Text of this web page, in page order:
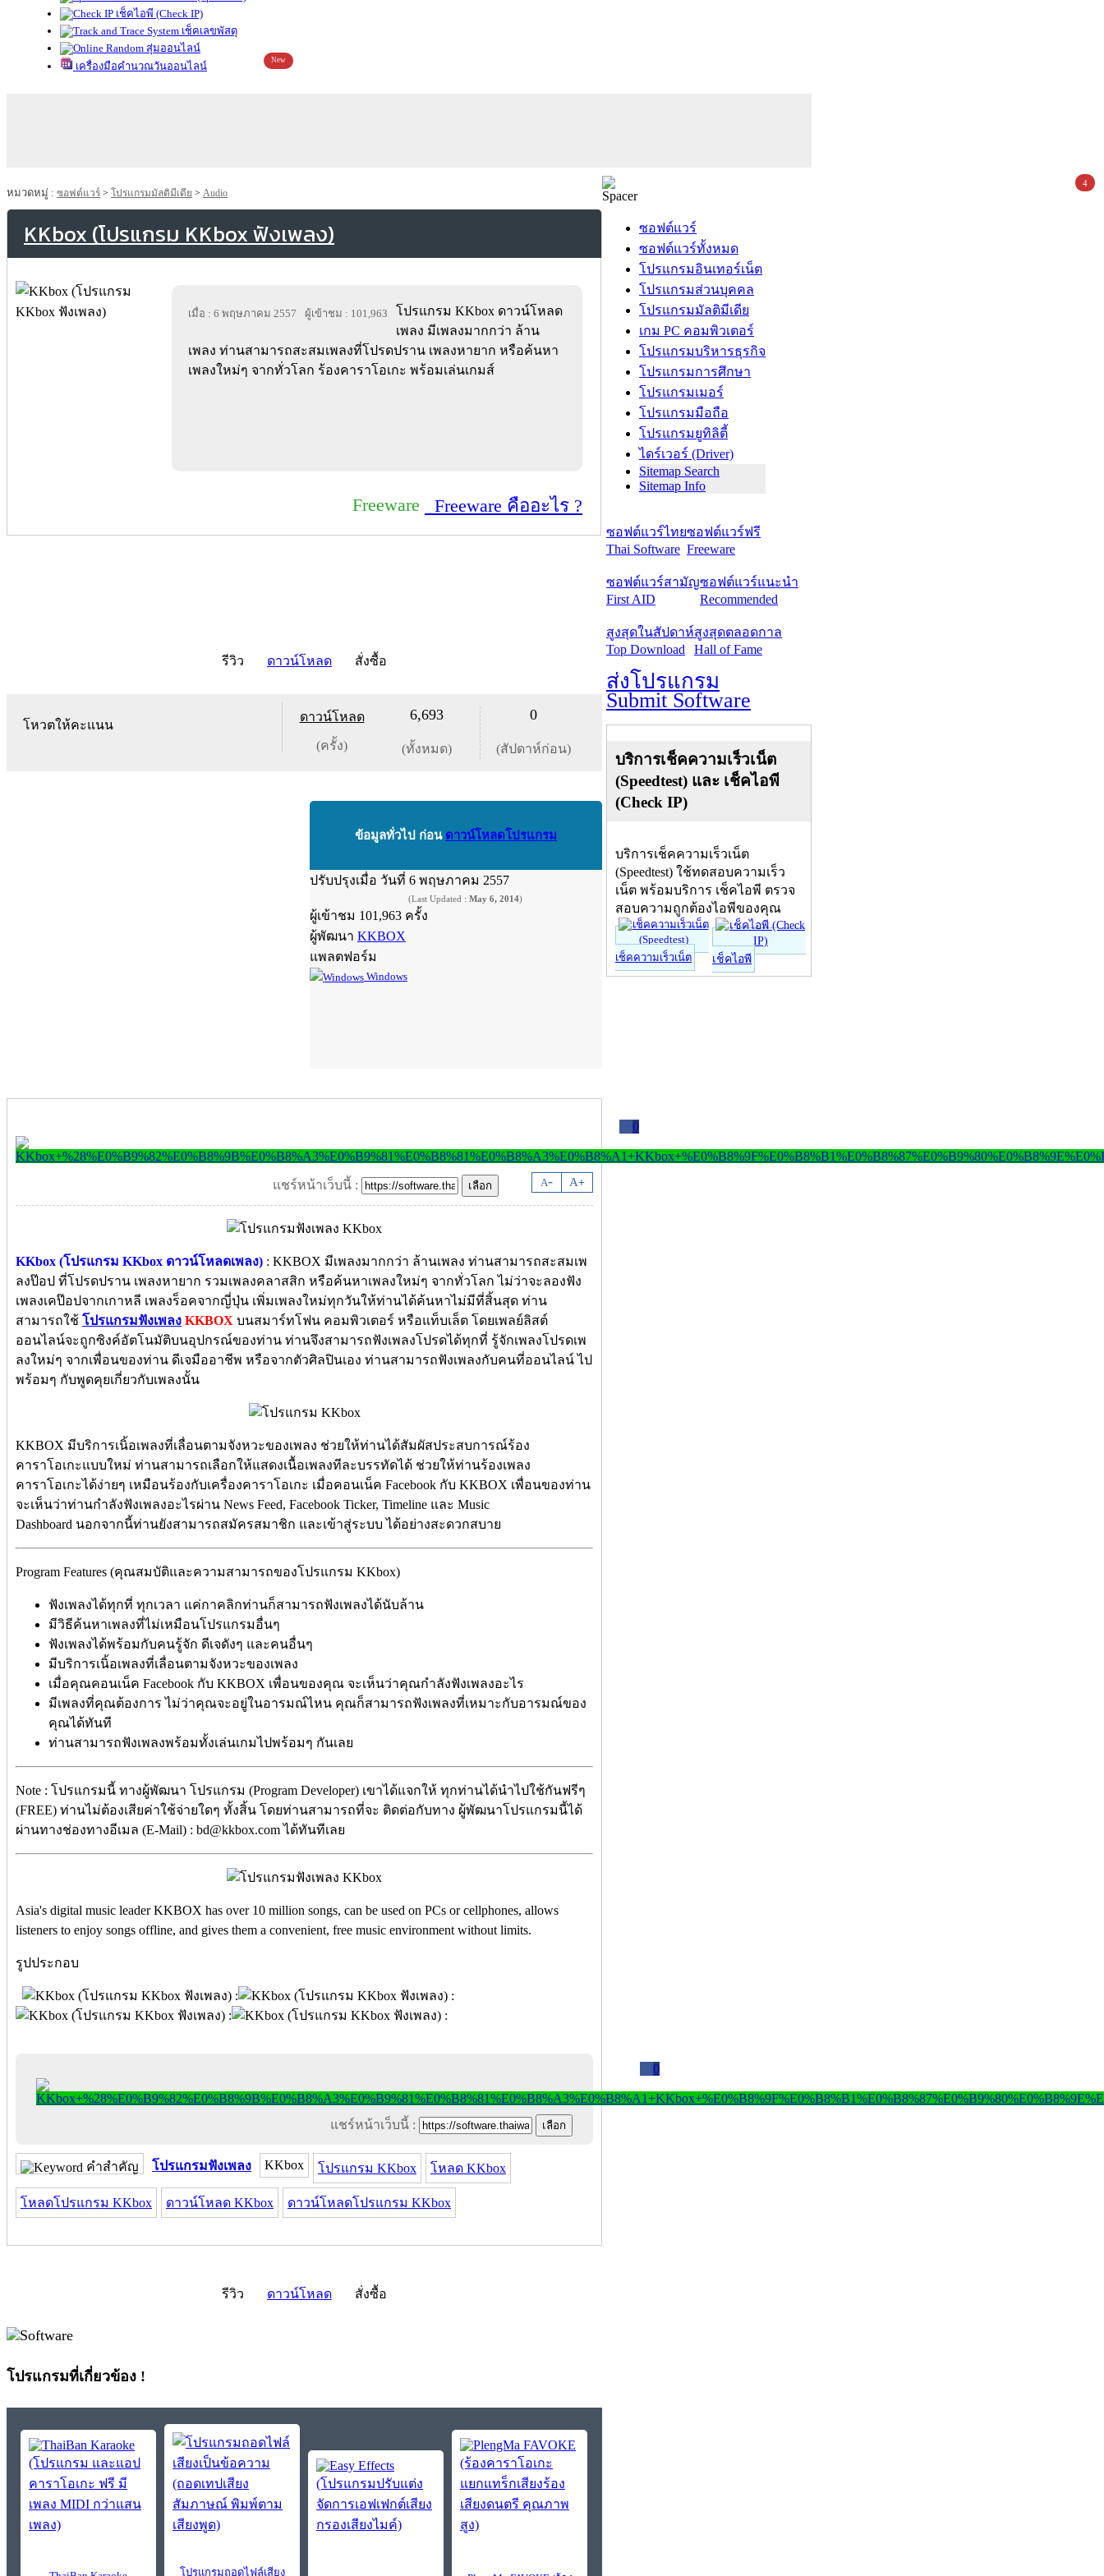
เช็คไอพี (Check IP)
เช็คเลขพัสดุ
สุ่มออนไลน์
เครื่องมือคำนวณวันออนไลน์
New
หมวดหมู่ : ซอฟต์แวร์ > โปรแกรมมัลติมีเดีย > Audio
KKbox (โปรแกรม KKbox ฟังเพลง)
เมื่อ : 6 พฤษภาคม 2557 ผู้เข้าชม : 101,963
โปรแกรม KKbox ดาวน์โหลด
เพลง มีเพลงมากกว่า ล้าน
เพลง ท่านสามารถสะสมเพลงที่โปรดปราน เพลงหายาก หรือค้นหา
เพลงใหม่ๆ จากทั่วโลก ร้องคาราโอเกะ พร้อมเล่นเกมส์
Freeware Freeware คืออะไร ?
รีวิว ดาวน์โหลด สั่งซื้อ
โหวตให้คะแนน
ดาวน์โหลด
(ครั้ง)
6,693
(ทั้งหมด)
0
(สัปดาห์ก่อน)
ข้อมูลทั่วไป ก่อน ดาวน์โหลดโปรแกรม
ปรับปรุงเมื่อ วันที่ 6 พฤษภาคม 2557
(Last Updated : May 6, 2014)
ผู้เข้าชม 101,963 ครั้ง
ผู้พัฒนา KKBOX
แพลตฟอร์ม
Windows
0
A- A+
แชร์หน้าเว็บนี้ :
KKbox (โปรแกรม KKbox ดาวน์โหลดเพลง) : KKBOX มีเพลงมากกว่า ล้านเพลง ท่านสามารถสะสมเพ
ลงป๊อป ที่โปรดปราน เพลงหายาก รวมเพลงคลาสสิก หรือค้นหาเพลงใหม่ๆ จากทั่วโลก ไม่ว่าจะลองฟัง
เพลงเคป๊อปจากเกาหลี เพลงร็อคจากญี่ปุ่น เพิ่มเพลงใหม่ทุกวันให้ท่านได้ค้นหาไม่มีที่สิ้นสุด ท่าน
สามารถใช้ โปรแกรมฟังเพลง KKBOX บนสมาร์ทโฟน คอมพิวเตอร์ หรือแท็บเล็ต โดยเพลย์ลิสต์
ออนไลน์จะถูกซิงค์อัตโนมัติบนอุปกรณ์ของท่าน ท่านจึงสามารถฟังเพลงโปรดได้ทุกที่ รู้จักเพลงโปรดเพ
ลงใหม่ๆ จากเพื่อนของท่าน ดีเจมืออาชีพ หรือจากตัวศิลปินเอง ท่านสามารถฟังเพลงกับคนที่ออนไลน์ ไป
พร้อมๆ กับพูดคุยเกี่ยวกับเพลงนั้น
KKBOX มีบริการเนิ้อเพลงที่เลื่อนตามจังหวะของเพลง ช่วยให้ท่านได้สัมผัสประสบการณ์ร้อง
คาราโอเกะแบบใหม่ ท่านสามารถเลือกให้แสดงเนื้อเพลงทีละบรรทัดได้ ช่วยให้ท่านร้องเพลง
คาราโอเกะได้ง่ายๆ เหมือนร้องกับเครื่องคาราโอเกะ เมื่อคอนเน็ค Facebook กับ KKBOX เพื่อนของท่าน
จะเห็นว่าท่านกำลังฟังเพลงอะไรผ่าน News Feed, Facebook Ticker, Timeline และ Music
Dashboard นอกจากนี้ท่านยังสามารถสมัครสมาชิก และเข้าสู่ระบบ ได้อย่างสะดวกสบาย
Program Features (คุณสมบัติและความสามารถของโปรแกรม KKbox)
ฟังเพลงได้ทุกที่ ทุกเวลา แค่กาคลิกท่านก็สามารถฟังเพลงได้นับล้าน
มีวิธีค้นหาเพลงที่ไม่เหมือนโปรแกรมอื่นๆ
ฟังเพลงได้พร้อมกับคนรู้จัก ดีเจดังๆ และคนอื่นๆ
มีบริการเนิ้อเพลงที่เลื่อนตามจังหวะของเพลง
เมื่อคุณคอนเน็ค Facebook กับ KKBOX เพื่อนของคุณ จะเห็นว่าคุณกำลังฟังเพลงอะไร
มีเพลงที่คุณต้องการ ไม่ว่าคุณจะอยู่ในอารมณ์ไหน คุณก็สามารถฟังเพลงที่เหมาะกับอารมณ์ของ
คุณได้ทันที
ท่านสามารถฟังเพลงพร้อมทั้งเล่นเกมไปพร้อมๆ กันเลย
Note : โปรแกรมนี้ ทางผู้พัฒนา โปรแกรม (Program Developer) เขาได้แจกให้ ทุกท่านได้นำไปใช้กันฟรีๆ
(FREE) ท่านไม่ต้องเสียค่าใช้จ่ายใดๆ ทั้งสิ้น โดยท่านสามารถที่จะ ติดต่อกับทาง ผู้พัฒนาโปรแกรมนี้ได้
ผ่านทางช่องทางอีเมล (E-Mail) : bd@kkbox.com ได้ทันทีเลย
Asia's digital music leader KKBOX has over 10 million songs, can be used on PCs or cellphones, allows
listeners to enjoy songs offline, and gives them a convenient, free music environment without limits.
รูปประกอบ
0
แชร์หน้าเว็บนี้ :
คำสำคัญ โปรแกรมฟังเพลง KKbox โปรแกรม KKbox โหลด KKbox
โหลดโปรแกรม KKbox ดาวน์โหลด KKbox ดาวน์โหลดโปรแกรม KKbox
รีวิว ดาวน์โหลด สั่งซื้อ
โปรแกรมที่เกี่ยวข้อง !
โปรแกรมถอดไฟล์เสียง
ซอฟต์แวร์
ซอฟต์แวร์ทั้งหมด
โปรแกรมอินเทอร์เน็ต
โปรแกรมส่วนบุคคล
โปรแกรมมัลติมีเดีย
เกม PC คอมพิวเตอร์
โปรแกรมบริหารธุรกิจ
โปรแกรมการศึกษา
โปรแกรมเมอร์
โปรแกรมมือถือ
โปรแกรมยูทิลิตี้
ไดร์เวอร์ (Driver)
Sitemap Search
Sitemap Info
ซอฟต์แวร์ไทย
Thai Software
ซอฟต์แวร์ฟรี
Freeware
ซอฟต์แวร์สามัญ
First AID
ซอฟต์แวร์แนะนำ
Recommended
สูงสุดในสัปดาห์
Top Download
สูงสุดตลอดกาล
Hall of Fame
ส่งโปรแกรม
Submit Software
บริการเช็คความเร็วเน็ต
(Speedtest) และ เช็คไอพี
(Check IP)
บริการเช็คความเร็วเน็ต
(Speedtest) ใช้ทดสอบความเร็ว
เน็ต พร้อมบริการ เช็คไอพี ตรวจ
สอบความถูกต้องไอพีของคุณ
เช็คความเร็วเน็ต เช็คไอพี
4